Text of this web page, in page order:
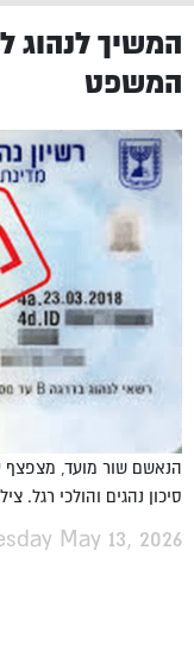
המשיך לנהוג
המשפט
הנאשם שור מועד, מצפצף
סיכון נהגים והולכי רגל.
May 13, 2026